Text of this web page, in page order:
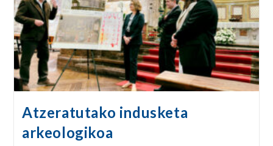
Atzeratutako indusketa
arkeologikoa